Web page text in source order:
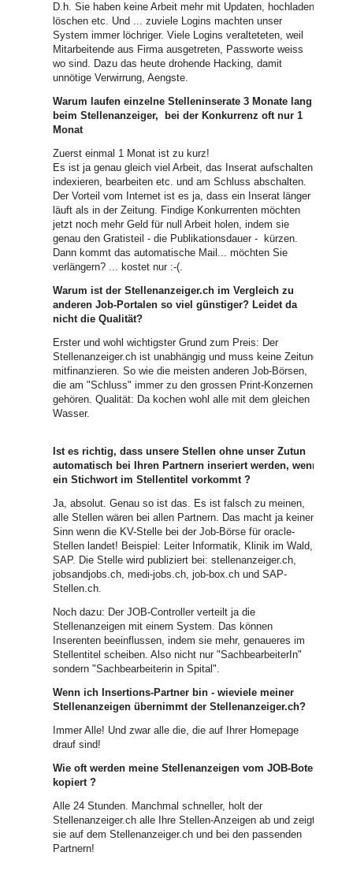
D.h. Sie haben keine Arbeit mehr mit Updaten, hochladen,
löschen etc. Und ... zuviele Logins machten unser
System immer löchriger. Viele Logins veralteteten, weil
Mitarbeitende aus Firma ausgetreten, Passworte weiss
wo sind. Dazu das heute drohende Hacking, damit
unnötige Verwirrung, Aengste.
Warum laufen einzelne Stelleninserate 3 Monate lang
beim Stellenanzeiger, bei der Konkurrenz oft nur 1
Monat
Zuerst einmal 1 Monat ist zu kurz!
Es ist ja genau gleich viel Arbeit, das Inserat aufschalten,
indexieren, bearbeiten etc. und am Schluss abschalten.
Der Vorteil vom Internet ist es ja, dass ein Inserat länger
läuft als in der Zeitung. Findige Konkurrenten möchten
jetzt noch mehr Geld für null Arbeit holen, indem sie
genau den Gratisteil - die Publikationsdauer - kürzen.
Dann kommt das automatische Mail... möchten Sie
verlängern? ... kostet nur :-(.
Warum ist der Stellenanzeiger.ch im Vergleich zu
anderen Job-Portalen so viel günstiger? Leidet da
nicht die Qualität?
Erster und wohl wichtigster Grund zum Preis: Der
Stellenanzeiger.ch ist unabhängig und muss keine Zeitung
mitfinanzieren. So wie die meisten anderen Job-Börsen,
die am "Schluss" immer zu den grossen Print-Konzernen
gehören. Qualität: Da kochen wohl alle mit dem gleichen
Wasser.
Ist es richtig, dass unsere Stellen ohne unser Zutun
automatisch bei Ihren Partnern inseriert werden, wenn
ein Stichwort im Stellentitel vorkommt ?
Ja, absolut. Genau so ist das. Es ist falsch zu meinen,
alle Stellen wären bei allen Partnern. Das macht ja keinen
Sinn wenn die KV-Stelle bei der Job-Börse für oracle-
Stellen landet! Beispiel: Leiter Informatik, Klinik im Wald,
SAP. Die Stelle wird publiziert bei: stellenanzeiger.ch,
jobsandjobs.ch, medi-jobs.ch, job-box.ch und SAP-
Stellen.ch.
Noch dazu: Der JOB-Controller verteilt ja die
Stellenanzeigen mit einem System. Das können
Inserenten beeinflussen, indem sie mehr, genaueres im
Stellentitel scheiben. Also nicht nur "SachbearbeiterIn"
sondern "Sachbearbeiterin in Spital".
Wenn ich Insertions-Partner bin - wieviele meiner
Stellenanzeigen übernimmt der Stellenanzeiger.ch?
Immer Alle! Und zwar alle die, die auf Ihrer Homepage
drauf sind!
Wie oft werden meine Stellenanzeigen vom JOB-Boter
kopiert ?
Alle 24 Stunden. Manchmal schneller, holt der
Stellenanzeiger.ch alle Ihre Stellen-Anzeigen ab und zeigt
sie auf dem Stellenanzeiger.ch und bei den passenden
Partnern!